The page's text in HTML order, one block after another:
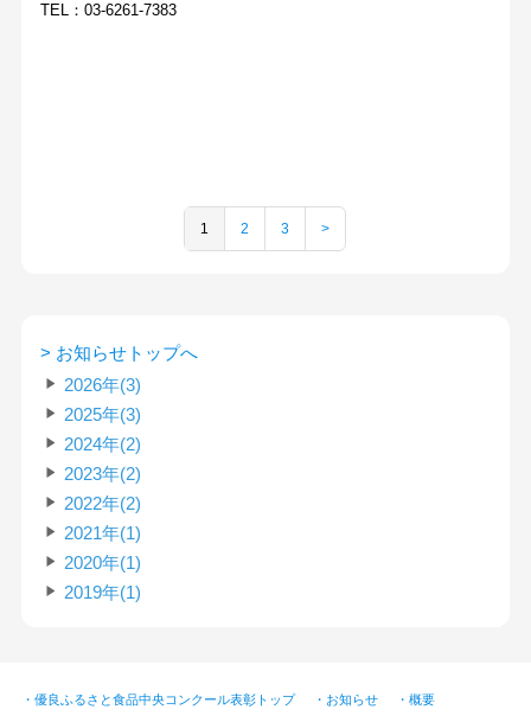
TEL：03-6261-7383
1 2 3 >
> お知らせトップへ
2026年(3)
2025年(3)
2024年(2)
2023年(2)
2022年(2)
2021年(1)
2020年(1)
2019年(1)
・優良ふるさと食品中央コンクール表彰トップ ・お知らせ ・概要